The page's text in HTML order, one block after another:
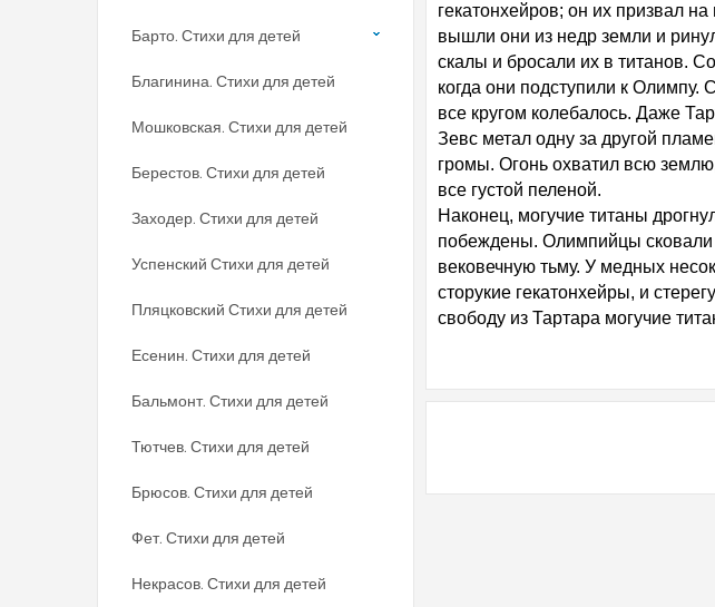
гекатонхейров; он их призвал
вышли они из недр земли и
скалы и бросали их в титанов.
когда они подступили к Олимпу.
все кругом колебалось. Даже
Зевс метал одну за другой
громы. Огонь охватил всю
все густой пеленой.
Наконец, могучие титаны
побеждены. Олимпийцы сковали
вековечную тьму. У медных
сторукие гекатонхейры, и
свободу из Тартара могучие
Барто. Стихи для детей
Благинина. Стихи для детей
Мошковская. Стихи для детей
Берестов. Стихи для детей
Заходер. Стихи для детей
Успенский Стихи для детей
Пляцковский Стихи для детей
Есенин. Стихи для детей
Бальмонт. Стихи для детей
Тютчев. Стихи для детей
Брюсов. Стихи для детей
Фет. Стихи для детей
Некрасов. Стихи для детей